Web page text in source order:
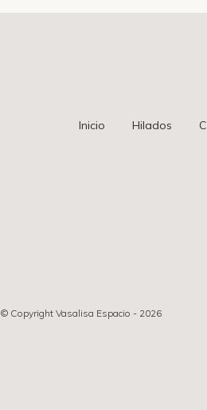
Inicio Hilados
© Copyright Vasalisa Espacio - 2026